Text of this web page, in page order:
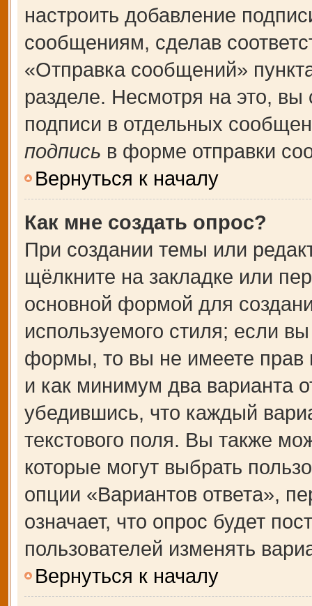
настроить добавление
сообщениям, сделав
«Отправка сообщений»
разделе. Несмотря на это,
подписи в отдельных
подпись в форме отправки
Вернуться к началу
Как мне создать опрос?
При создании темы или
щёлкните на закладке или
основной формой для
используемого стиля; если
формы, то вы не имеете прав
и как минимум два варианта
убедившись, что каждый
текстового поля. Вы также
которые могут выбрать
опции «Вариантов ответа»,
означает, что опрос будет
пользователей изменять
Вернуться к началу